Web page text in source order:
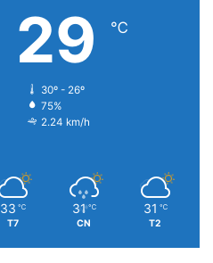
29 ℃
30º - 26º
75%
2.24 km/h
33 ℃
T7
31 ℃
CN
31 ℃
T2